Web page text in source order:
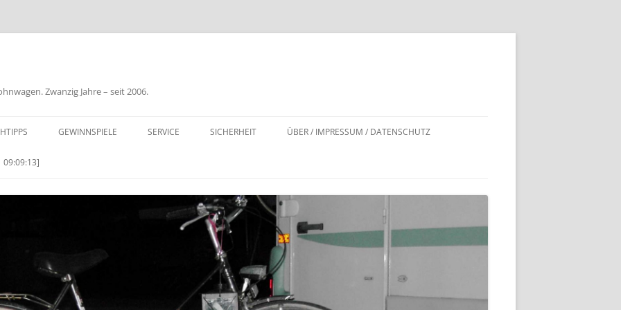
Zwanzig Jahre – seit 2006.
GEWINNSPIELE SERVICE SICHERHEIT ÜBER / IMPRESSUM / DATENSCHUTZ
09:09:13]